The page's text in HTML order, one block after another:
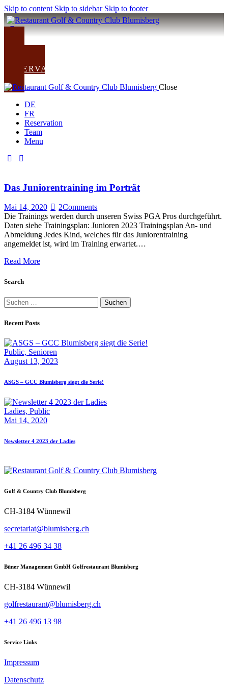
Skip to content Skip to sidebar Skip to footer
RESERVATION
Close
DE
FR
Reservation
Team
Menu
Das Juniorentraining im Porträt
Mai 14, 2020 2Comments
Die Trainings werden durch unseren Swiss PGA Pros durchgeführt.
Daten siehe Trainingsplan: Junioren 2023 Trainingsplan An- und
Abmeldung Jedes Kind, welches für das Juniorentraining
angemeldet ist, wird im Training erwartet.…
Read More
Search
Suchen
nach:
Recent Posts
Public, Senioren
August 13, 2023
ASGS – GCC Blumisberg siegt die Serie!
Ladies, Public
Mai 14, 2020
Newsletter 4 2023 der Ladies
Golf & Country Club Blumisberg
CH-3184 Wünnewil
secretariat@blumisberg.ch
+41 26 496 34 38
Büner Management GmbH Golfrestaurant Blumisberg
CH-3184 Wünnewil
golfrestaurant@blumisberg.ch
+41 26 496 13 98
Service Links
Impressum
Datenschutz